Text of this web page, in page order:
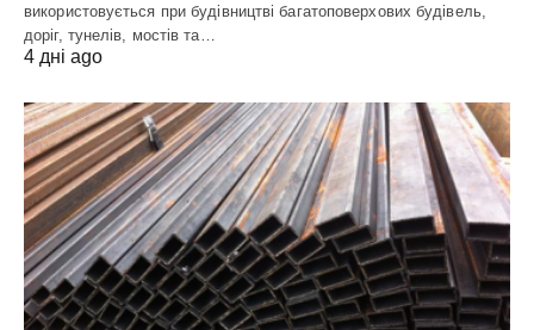
використовується при будівництві багатоповерхових будівель,
доріг, тунелів, мостів та…
4 дні ago